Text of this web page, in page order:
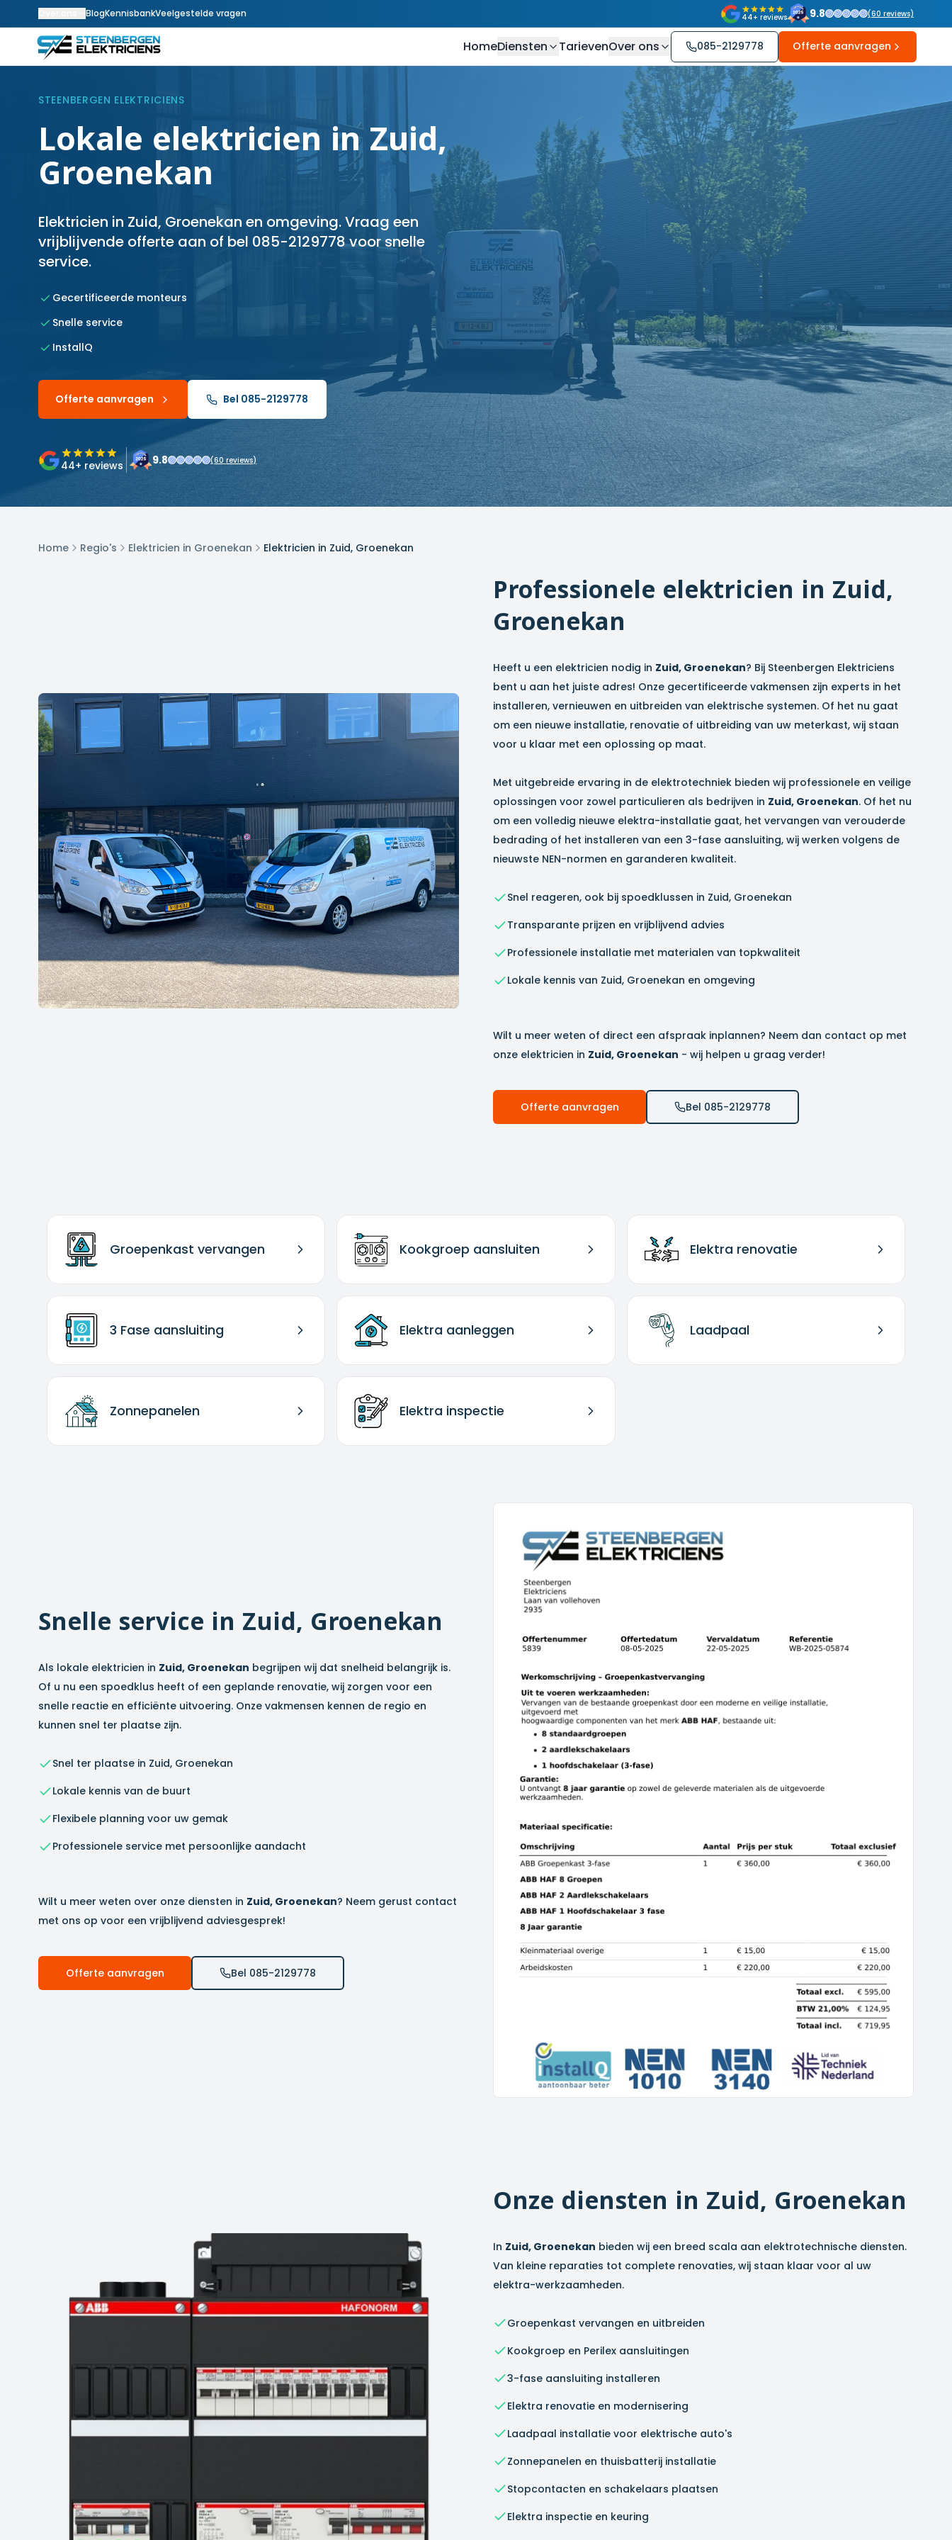
BlogKennisbankVeelgestelde vragen 44+ reviews 9.8 (60 reviews)
HomeDiensten TarievenOver ons 085-2129778 Offerte aanvragen
STEENBERGEN ELEKTRICIENS
Lokale elektricien in Zuid,
Groenekan
Elektricien in Zuid, Groenekan en omgeving. Vraag een
vrijblijvende offerte aan of bel 085-2129778 voor snelle
service.
Gecertificeerde monteurs
Snelle service
InstallQ
Offerte aanvragen Bel 085-2129778
44+ reviews 9.8 (60 reviews)
Home Regio's Elektricien in Groenekan Elektricien in Zuid, Groenekan
Professionele elektricien in Zuid,
Groenekan
Heeft u een elektricien nodig in Zuid, Groenekan? Bij Steenbergen Elektriciens
bent u aan het juiste adres! Onze gecertificeerde vakmensen zijn experts in het
installeren, vernieuwen en uitbreiden van elektrische systemen. Of het nu gaat
om een nieuwe installatie, renovatie of uitbreiding van uw meterkast, wij staan
voor u klaar met een oplossing op maat.
Met uitgebreide ervaring in de elektrotechniek bieden wij professionele en veilige
oplossingen voor zowel particulieren als bedrijven in Zuid, Groenekan. Of het nu
om een volledig nieuwe elektra-installatie gaat, het vervangen van verouderde
bedrading of het installeren van een 3-fase aansluiting, wij werken volgens de
nieuwste NEN-normen en garanderen kwaliteit.
Snel reageren, ook bij spoedklussen in Zuid, Groenekan
Transparante prijzen en vrijblijvend advies
Professionele installatie met materialen van topkwaliteit
Lokale kennis van Zuid, Groenekan en omgeving
Wilt u meer weten of direct een afspraak inplannen? Neem dan contact op met
onze elektricien in Zuid, Groenekan - wij helpen u graag verder!
Offerte aanvragen Bel 085-2129778
Groepenkast vervangen Kookgroep aansluiten Elektra renovatie
3 Fase aansluiting Elektra aanleggen Laadpaal
Zonnepanelen Elektra inspectie
Snelle service in Zuid, Groenekan
Als lokale elektricien in Zuid, Groenekan begrijpen wij dat snelheid belangrijk is.
Of u nu een spoedklus heeft of een geplande renovatie, wij zorgen voor een
snelle reactie en efficiënte uitvoering. Onze vakmensen kennen de regio en
kunnen snel ter plaatse zijn.
Snel ter plaatse in Zuid, Groenekan
Lokale kennis van de buurt
Flexibele planning voor uw gemak
Professionele service met persoonlijke aandacht
Wilt u meer weten over onze diensten in Zuid, Groenekan? Neem gerust contact
met ons op voor een vrijblijvend adviesgesprek!
Offerte aanvragen Bel 085-2129778
Onze diensten in Zuid, Groenekan
In Zuid, Groenekan bieden wij een breed scala aan elektrotechnische diensten.
Van kleine reparaties tot complete renovaties, wij staan klaar voor al uw
elektra-werkzaamheden.
Groepenkast vervangen en uitbreiden
Kookgroep en Perilex aansluitingen
3-fase aansluiting installeren
Elektra renovatie en modernisering
Laadpaal installatie voor elektrische auto's
Zonnepanelen en thuisbatterij installatie
Stopcontacten en schakelaars plaatsen
Elektra inspectie en keuring